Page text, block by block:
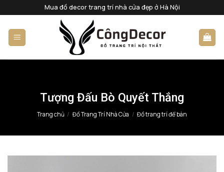
qua
nội
dung
Mua đồ decor trang trí nhà cửa đẹp ở Hà Nội
Tượng Đấu Bò Quyết Thắng
Trang chủ / Đồ Trang Trí Nhà Cửa / Đồ trang trí để bàn